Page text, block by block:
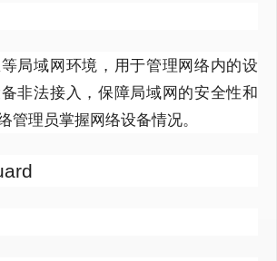
局域网环境，用于管理网络内的设
非法接入，保障局域网的安全性和
管理员掌握网络设备情况。